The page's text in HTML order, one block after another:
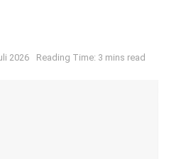
2026 Reading Time: 3 mins read